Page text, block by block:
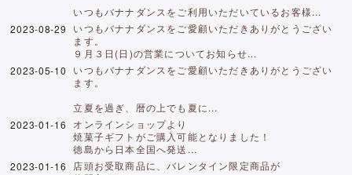
いつもバナナダンスをご利用いただいているお客様...
2023-08-29
いつもバナナダンスをご愛顧いただきありがとうござい
ます。
９月３日(日)の営業についてお知らせ...
2023-05-10
いつもバナナダンスをご愛顧いただきありがとうござい
ます。
立夏を過ぎ、暦の上でも夏に...
2023-01-16
オンラインショップより
焼菓子ギフトがご購入可能となりました！
徳島から日本全国へ発送...
2023-01-16
店頭お受取商品に、バレンタイン限定商品が